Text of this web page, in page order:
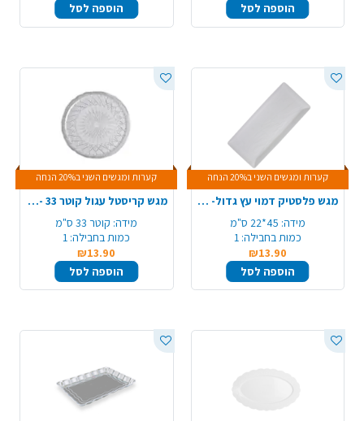
הוספה לסל
הוספה לסל
קערות ומגשים השני ב20% הנחה
מגש פלסטיק דמוי עץ גדול- לבן
מידה: 45*22 ס"מ
כמות בחבילה: 1
₪13.90
הוספה לסל
קערות ומגשים השני ב20% הנחה
מגש קריסטל עגול קוטר 33 - שקוף
מידה: קוטר 33 ס"מ
כמות בחבילה: 1
₪13.90
הוספה לסל